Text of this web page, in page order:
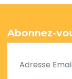
Abonnez-